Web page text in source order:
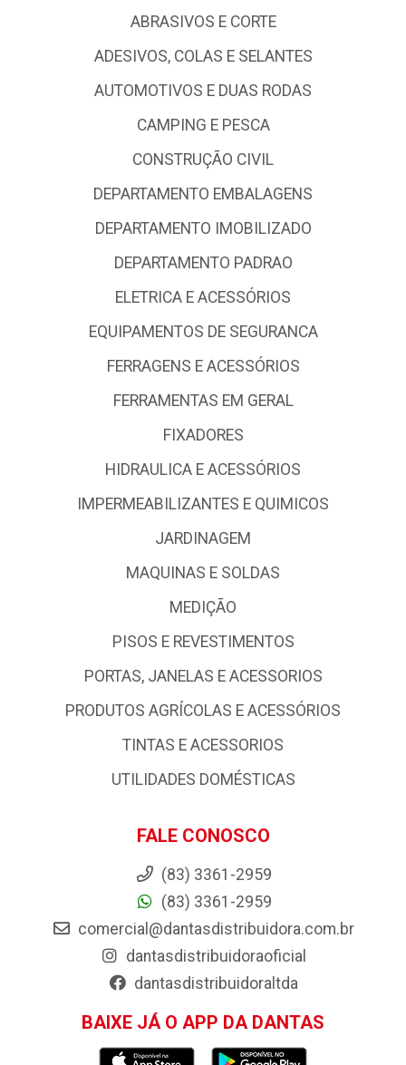
ABRASIVOS E CORTE
ADESIVOS, COLAS E SELANTES
AUTOMOTIVOS E DUAS RODAS
CAMPING E PESCA
CONSTRUÇÃO CIVIL
DEPARTAMENTO EMBALAGENS
DEPARTAMENTO IMOBILIZADO
DEPARTAMENTO PADRAO
ELETRICA E ACESSÓRIOS
EQUIPAMENTOS DE SEGURANCA
FERRAGENS E ACESSÓRIOS
FERRAMENTAS EM GERAL
FIXADORES
HIDRAULICA E ACESSÓRIOS
IMPERMEABILIZANTES E QUIMICOS
JARDINAGEM
MAQUINAS E SOLDAS
MEDIÇÃO
PISOS E REVESTIMENTOS
PORTAS, JANELAS E ACESSORIOS
PRODUTOS AGRÍCOLAS E ACESSÓRIOS
TINTAS E ACESSORIOS
UTILIDADES DOMÉSTICAS
FALE CONOSCO
(83) 3361-2959
(83) 3361-2959
comercial@dantasdistribuidora.com.br
dantasdistribuidoraoficial
dantasdistribuidoraltda
BAIXE JÁ O APP DA DANTAS